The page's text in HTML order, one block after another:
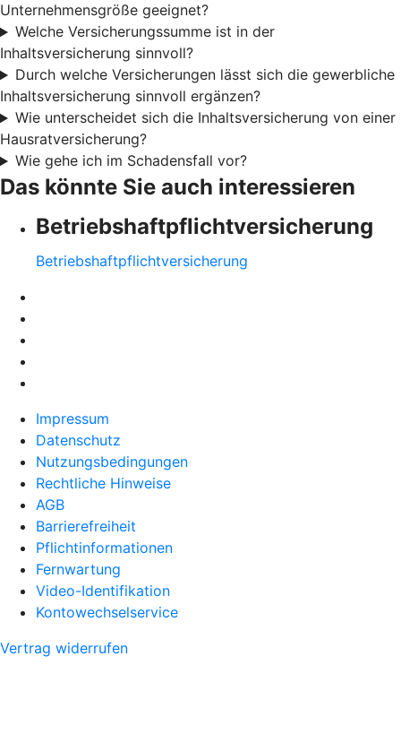
Unternehmensgröße geeignet?
Welche Versicherungssumme ist in der
Inhaltsversicherung sinnvoll?
Durch welche Versicherungen lässt sich die gewerbliche
Inhaltsversicherung sinnvoll ergänzen?
Wie unterscheidet sich die Inhaltsversicherung von einer
Hausratversicherung?
Wie gehe ich im Schadensfall vor?
Das könnte Sie auch interessieren
Betriebshaftpflichtversicherung
Betriebshaftpflichtversicherung
Impressum
Datenschutz
Nutzungsbedingungen
Rechtliche Hinweise
AGB
Barrierefreiheit
Pflichtinformationen
Fernwartung
Video-Identifikation
Kontowechselservice
Vertrag widerrufen